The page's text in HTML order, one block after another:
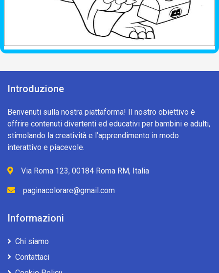
Introduzione
Benvenuti sulla nostra piattaforma! Il nostro obiettivo è
offrire contenuti divertenti ed educativi per bambini e adulti,
stimolando la creatività e l’apprendimento in modo
interattivo e piacevole.
Via Roma 123, 00184 Roma RM, Italia
paginacolorare@gmail.com
Informazioni
Chi siamo
Contattaci